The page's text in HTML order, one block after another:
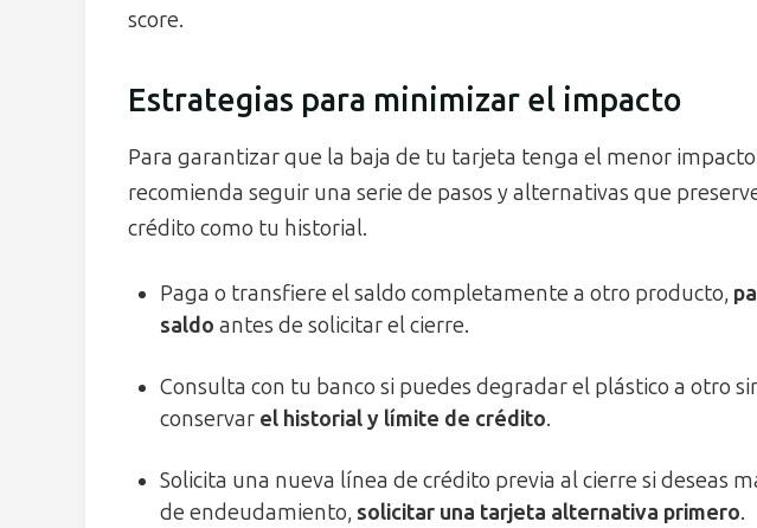
score.
Estrategias para minimizar el impacto
Para garantizar que la baja de tu tarjeta tenga el menor impacto
recomienda seguir una serie de pasos y alternativas que
crédito como tu historial.
Paga o transfiere el saldo completamente a otro producto,
saldo antes de solicitar el cierre.
Consulta con tu banco si puedes degradar el plástico a otro
conservar el historial y límite de crédito.
Solicita una nueva línea de crédito previa al cierre si deseas
de endeudamiento, solicitar una tarjeta alternativa primero.